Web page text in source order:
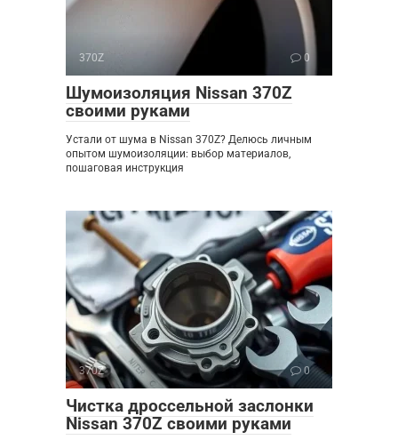
370Z 0
Шумоизоляция Nissan 370Z
своими руками
Устали от шума в Nissan 370Z? Делюсь личным
опытом шумоизоляции: выбор материалов,
пошаговая инструкция
370Z 0
Чистка дроссельной заслонки
Nissan 370Z своими руками